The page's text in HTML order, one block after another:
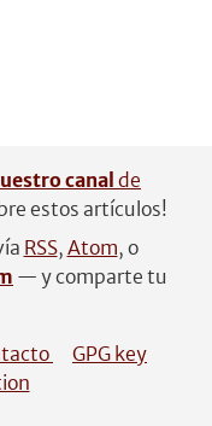
canal de
estos artículos!
RSS, Atom, o
— y comparte tu
GPG key